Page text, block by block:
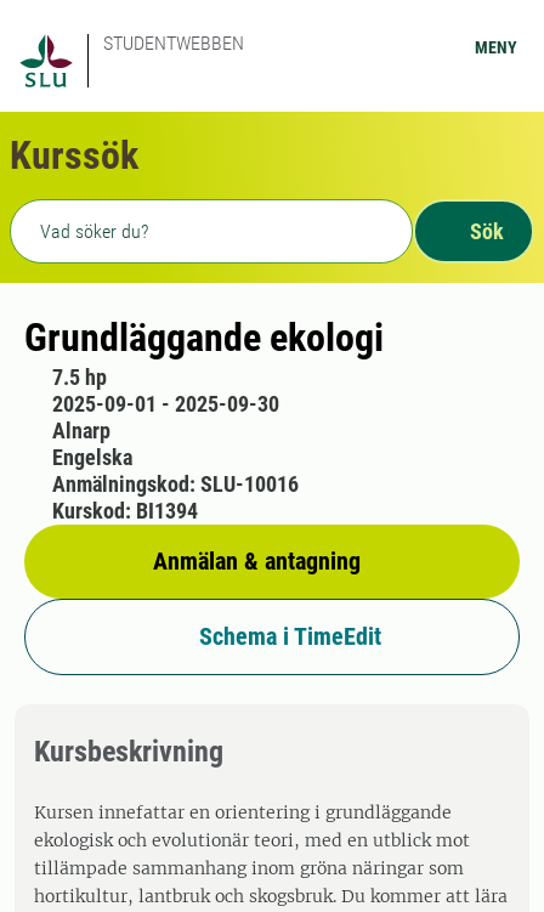
STUDENTWEBBEN MENY
Kurssök
Fritext sökning
Sök
Grundläggande ekologi
7.5 hp
2025-09-01 - 2025-09-30
Alnarp
Engelska
Anmälan & antagning
Anmälningskod: SLU-10016
Kurskod: BI1394
Schema i TimeEdit
Kursbeskrivning
Kursen innefattar en orientering i grundläggande
ekologisk och evolutionär teori, med en utblick mot
tillämpade sammanhang inom gröna näringar som
hortikultur, lantbruk och skogsbruk. Du kommer att lära